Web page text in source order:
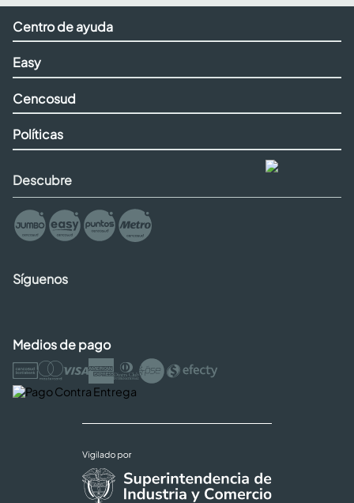
Centro de ayuda
Easy
Cencosud
Políticas
Descubre
Síguenos
Medios de pago